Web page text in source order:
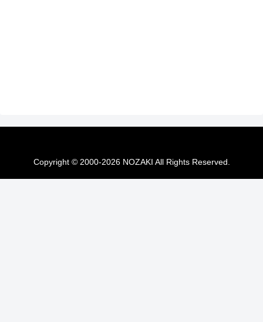
Copyright © 2000-2026 NOZAKI All Rights Reserved.